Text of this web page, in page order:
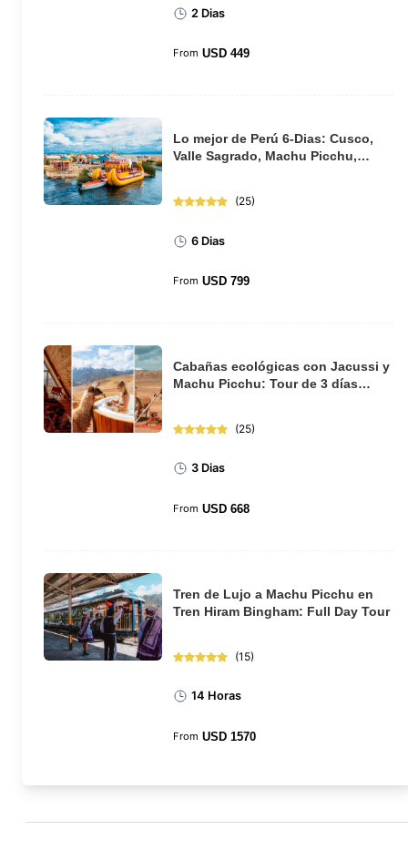
2 Dias
From USD 449
Lo mejor de Perú 6-Dias: Cusco,
Valle Sagrado, Machu Picchu,
(25)
6 Dias
From USD 799
Cabañas ecológicas con Jacussi y
Machu Picchu: Tour de 3 días
(25)
3 Dias
From USD 668
Tren de Lujo a Machu Picchu en
Tren Hiram Bingham: Full Day Tour
(15)
14 Horas
From USD 1570